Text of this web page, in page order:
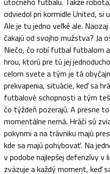
odviedol pri kormidle United, si
Ale je tu jedno veľké ale.
čakajú od svojho mužstva? Ja
Niečo, čo robí futbal futbalom
hrou, ktorú pre tú jej
celom svete a tým je tá
prekvapenia, situácie, keď sa
futbalové schopnosti a tým
čo týždeň pozerajú. A presne
momentálne nemá. Hráči sú
pokynmi a na trávniku majú
kde sa majú pohybovať. Na
v podobe najlepšej defenzívy v
zväzuje a každý moment, keď